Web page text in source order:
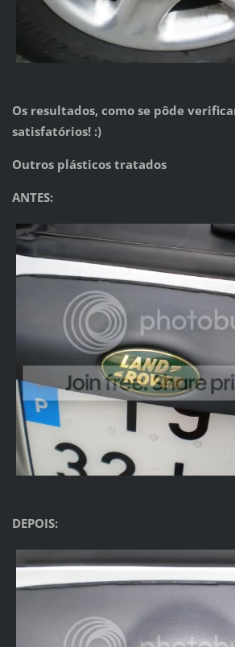
Os resultados, como se pôde
satisfatórios! :)
Outros plásticos tratados
ANTES:
DEPOIS: